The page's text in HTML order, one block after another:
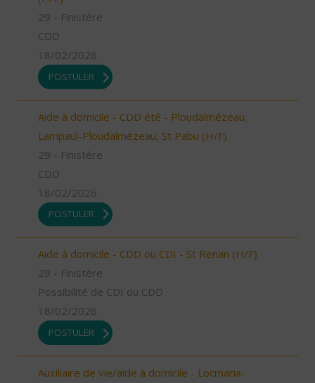
29 - Finistère
CDD
18/02/2026
POSTULER
Aide à domicile - CDD été - Ploudalmézeau,
Lampaul-Ploudalmézeau, St Pabu (H/F)
29 - Finistère
CDD
18/02/2026
POSTULER
Aide à domicile - CDD ou CDI - St Renan (H/F)
29 - Finistère
Possibilité de CDI ou CDD
18/02/2026
POSTULER
Auxiliaire de vie/aide à domicile - Locmaria-